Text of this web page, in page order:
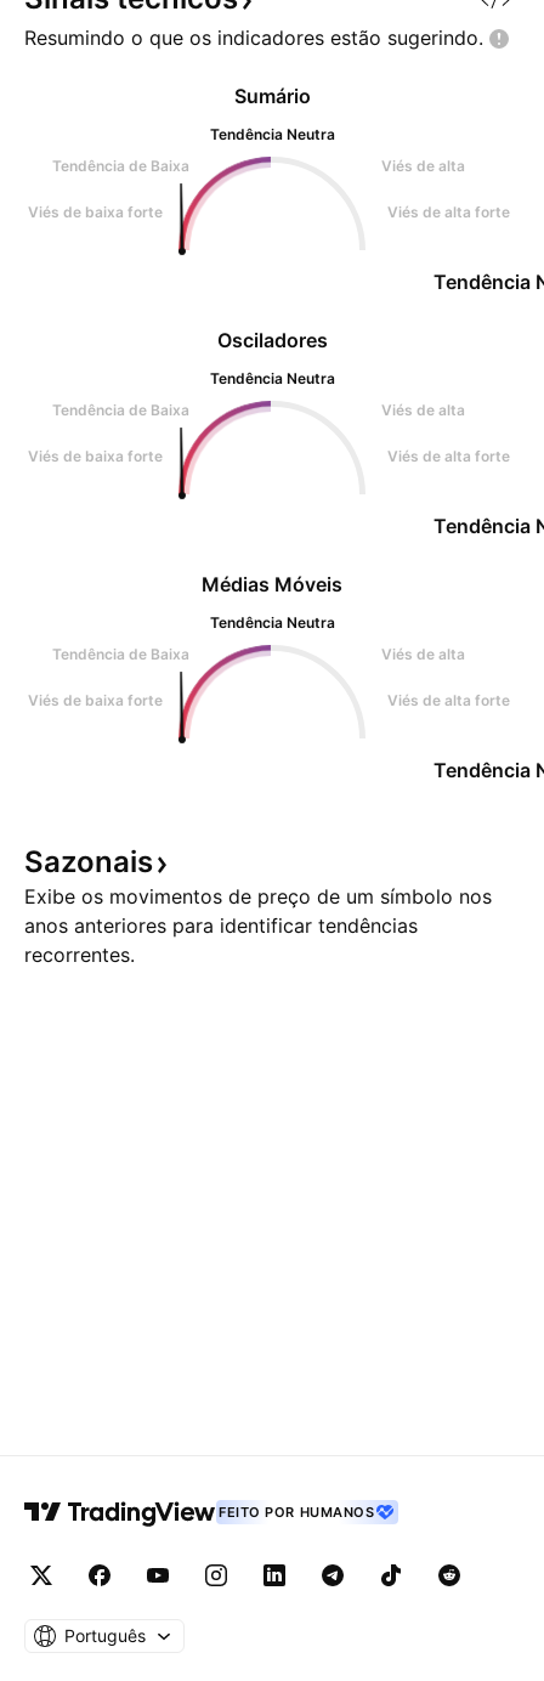
Resumindo o que os indicadores estão sugerindo.
Osciladores
Tendência Neutra
Tendência de Baixa
Viés de alta
Viés de baixa forte Viés de alta forte
Tendência
Sumário
Tendência Neutra
Tendência de Baixa
Viés de alta
Viés de baixa forte Viés de alta forte
Tendência
Médias Móveis
Tendência Neutra
Tendência de Baixa
Viés de alta
Viés de baixa forte Viés de alta forte
Tendência
Sazonais
Exibe os movimentos de preço de um símbolo nos
anos anteriores para identificar tendências
recorrentes.
FEITO POR HUMANOS
Português